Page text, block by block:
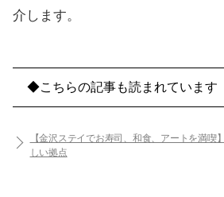
介します。
◆こちらの記事も読まれています
【金沢ステイでお寿司、和食、アートを満喫
しい拠点